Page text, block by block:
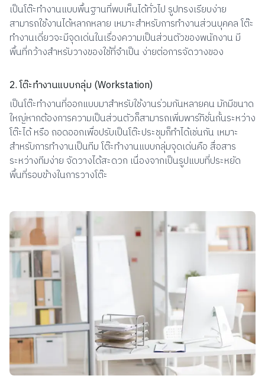
เป็นโต๊ะทำงานแบบพื้นฐานที่พบเห็นได้ทั่วไป รูปทรงเรียบง่าย
สามารถใช้งานได้หลากหลาย เหมาะสำหรับการทำงานส่วนบุคคล โต๊ะ
ทำงานเดี่ยวจะมีจุดเด่นในเรื่องความเป็นส่วนตัวของพนักงาน มี
พื้นที่กว้างสำหรับวางของใช้ที่จำเป็น ง่ายต่อการจัดวางของ
2. โต๊ะทำงานแบบกลุ่ม (Workstation)
เป็นโต๊ะทำงานที่ออกแบบมาสำหรับใช้งานร่วมกันหลายคน มักมีขนาด
ใหญ่หากต้องการความเป็นส่วนตัวก็สามารถเพิ่มพาร์ทิชั่นกั้นระหว่าง
โต๊ะได้ หรือ ถอดออกเพื่อปรับเป็นโต๊ะประชุมก็ทำได้เช่นกัน เหมาะ
สำหรับการทำงานเป็นทีม โต๊ะทำงานแบบกลุ่มจุดเด่นคือ สื่อสาร
ระหว่างทีมง่าย จัดวางได้สะดวก เนื่องจากเป็นรูปแบบที่ประหยัด
พื้นที่รอบข้างในการวางโต๊ะ